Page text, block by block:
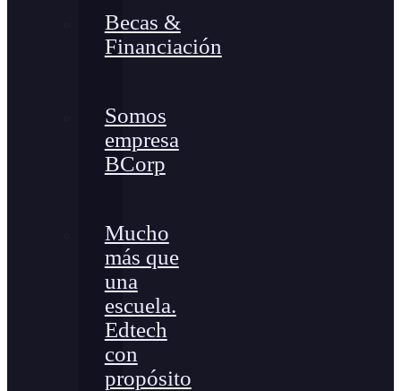
Becas &
Financiación
Somos
empresa
BCorp
Mucho
más que
una
escuela.
Edtech
con
propósito